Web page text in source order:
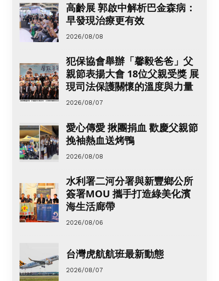
高齡展 郭啟中解析巴金森病：
早發現治療更有效
2026/08/08
犯保協會舉辦「馨毅爸爸」父
親節表揚大會 18位父親受獎 展
現司法保護關懷的溫度與力量
2026/08/07
愛心傳愛 揪團捐血 歡慶父親節
挽袖熱血送烤鴨
2026/08/08
水利署二河分署與新豐鄉公所
簽署MOU 攜手打造綠美化濱
海生活廊帶
2026/08/06
台灣虎航航班最新動態
2026/08/07